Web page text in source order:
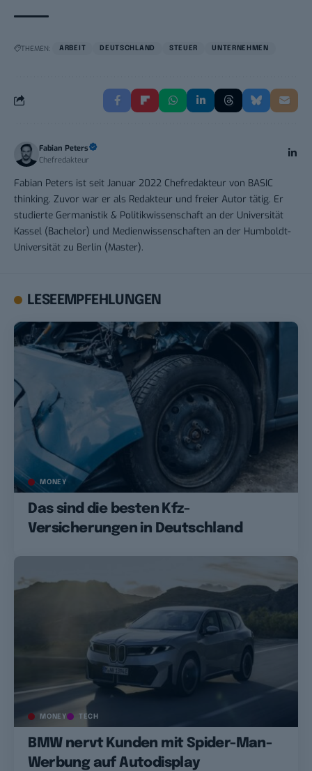
THEMEN: ARBEIT DEUTSCHLAND STEUER UNTERNEHMEN
Fabian Peters
Chefredakteur
Fabian Peters ist seit Januar 2022 Chefredakteur von BASIC
thinking. Zuvor war er als Redakteur und freier Autor tätig. Er
studierte Germanistik & Politikwissenschaft an der Universität
Kassel (Bachelor) und Medienwissenschaften an der Humboldt-
Universität zu Berlin (Master).
LESEEMPFEHLUNGEN
MONEY
Das sind die besten Kfz-
Versicherungen in Deutschland
MONEY TECH
BMW nervt Kunden mit Spider-Man-
Werbung auf Autodisplay